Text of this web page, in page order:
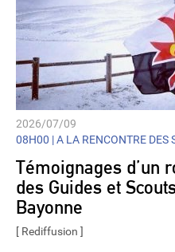
2026/07/09
08H00 |A LA RENCONTRE DES
Témoignages d’un
des Guides et
Bayonne
[ Rediffusion ]